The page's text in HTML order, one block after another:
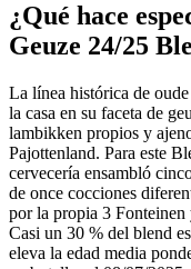
¿Qué hace
Geuze 24/25
La línea histórica de
la casa en su faceta de
lambikken propios y
Pajottenland. Para este
cervecería ensambló
de once cocciones
por la propia 3
Casi un 30 % del blend
eleva la edad media